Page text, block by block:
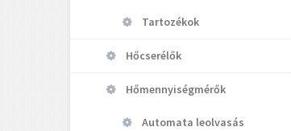
Tartozékok
Hőcserélők
Hőmennyiségmérők
Automata leolvasás